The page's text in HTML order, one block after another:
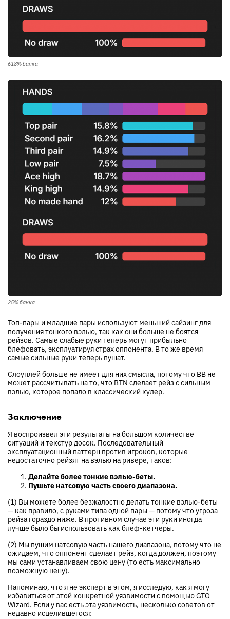
618% банка
25% банка
Топ-пары и младшие пары используют меньший сайзинг для
получения тонкого вэлью, так как они больше не боятся
рейзов. Самые слабые руки теперь могут прибыльно
блефовать, эксплуатируя страх оппонента. В то же время
самые сильные руки теперь пушат.
Слоуплей больше не имеет для них смысла, потому что BB не
может рассчитывать на то, что BTN сделает рейз с сильным
вэлью, которое попало в классический кулер.
Заключение
Я воспроизвел эти результаты на большом количестве
ситуаций и текстур досок. Последовательный
эксплуатационный паттерн против игроков, которые
недостаточно рейзят на вэлью на ривере, таков:
Делайте более тонкие вэлью-беты.
Пушьте натсовую часть своего диапазона.
(1) Вы можете более безжалостно делать тонкие вэлью-беты
— как правило, с руками типа одной пары — потому что угроза
рейза гораздо ниже. В противном случае эти руки иногда
лучше было бы использовать как блеф-кетчеры.
(2) Мы пушим натсовую часть нашего диапазона, потому что не
ожидаем, что оппонент сделает рейз, когда должен, поэтому
мы сами устанавливаем свою цену (то есть максимально
возможную цену).
Напоминаю, что я не эксперт в этом, я исследую, как я могу
избавиться от этой конкретной уязвимости с помощью GTO
Wizard. Если у вас есть эта уязвимость, несколько советов от
недавно исцелившегося: